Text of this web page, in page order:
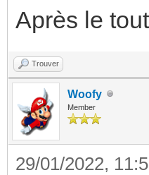
Après le
Trouver
Woofy
Member
29/01/2022,